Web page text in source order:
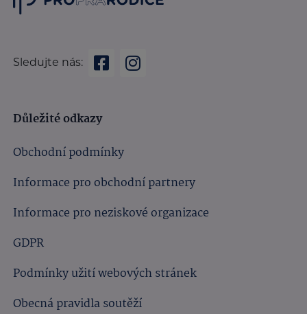
Sledujte nás:
Důležité odkazy
Obchodní podmínky
Informace pro obchodní partnery
Informace pro neziskové organizace
GDPR
Podmínky užití webových stránek
Obecná pravidla soutěží